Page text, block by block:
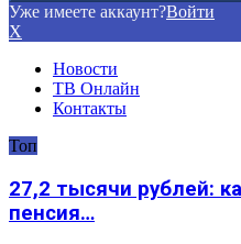
Уже имеете аккаунт?Войти
X
Новости
ТВ Онлайн
Контакты
Топ
27,2 тысячи рублей:
пенсия…